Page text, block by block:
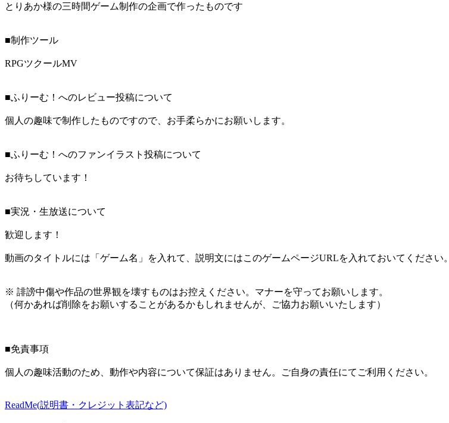
とりあか様の三時間ゲーム制作の企画で作ったものです
■制作ツール
RPGツクールMV
■ふりーむ！へのレビュー投稿について
個人の趣味で制作したものですので、お手柔らかにお願いします。
■ふりーむ！へのファンイラスト投稿について
お待ちしています！
■実況・生放送について
歓迎します！
動画のタイトルには「ゲーム名」を入れて、説明文にはこのゲームページURLを入れておいてください。
※ 誹謗中傷や作品の世界観を壊すものはお控えください。マナーを守ってお願いします。
（何かあれば削除をお願いすることがあるかもしれませんが、ご協力お願いいたします）
■免責事項
個人の趣味活動のため、動作や内容について保証はありません。ご自身の責任にてご利用ください。
ReadMe(説明書・クレジット表記など)